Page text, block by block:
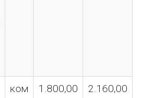
ком 1.800,00 2.160,00